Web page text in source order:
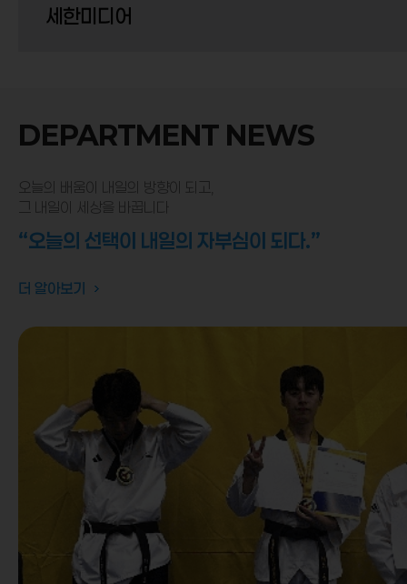
세한미디어
DEPARTMENT NEWS
오늘의 배움이 내일의 방향이 되고,
그 내일이 세상을 바꿉니다
“오늘의 선택이 내일의 자부심이 되다.”
더 알아보기